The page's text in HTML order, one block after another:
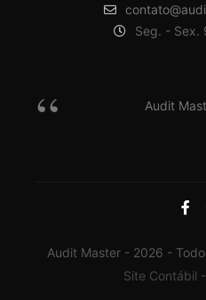
Seg. - Sex.
Audit
Audit Master - 2026 -
Site Contábil